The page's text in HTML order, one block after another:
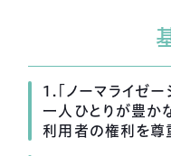
1.「ノーマライゼー
一人ひとりが豊か
利用者の権利を尊